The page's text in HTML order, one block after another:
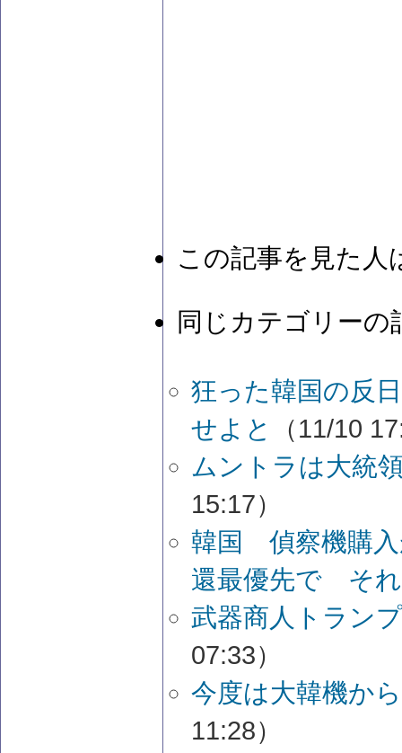
この記事を見た人
同じカテゴリーの
狂った韓国の反
せよと
（11/10
ムントラは大統
15:17）
韓国 偵察機購
還最優先で そ
武器商人トラン
07:33）
今度は大韓機か
11:28）